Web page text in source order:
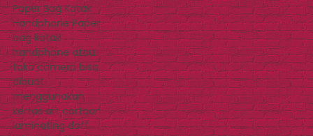
Paper Bag Kotak
Handphone Paper
bag kotak
handphone atau
toko camera bisa
dibuat
menggunakan
kertas art cartoon
laminating doff